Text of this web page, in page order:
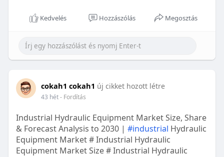
Kedvelés Hozzászólás Megosztás
cokah1 cokah1 új cikket hozott létre
43 hét- Fordítás
Industrial Hydraulic Equipment Market Size, Share
& Forecast Analysis to 2030 | #industrial Hydraulic
Equipment Market # Industrial Hydraulic
Equipment Market Size # Industrial Hydraulic